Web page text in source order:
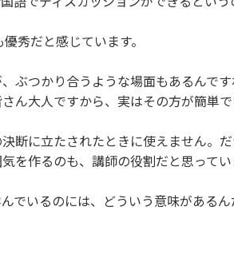
秀だと感じています。
ぶつかり合うような場面もあるんで
ん大人ですから、実はその方が簡単
断に立たされたときに使えません。
を作るのも、講師の役割だと思ってい
でいるのには、どういう意味がある